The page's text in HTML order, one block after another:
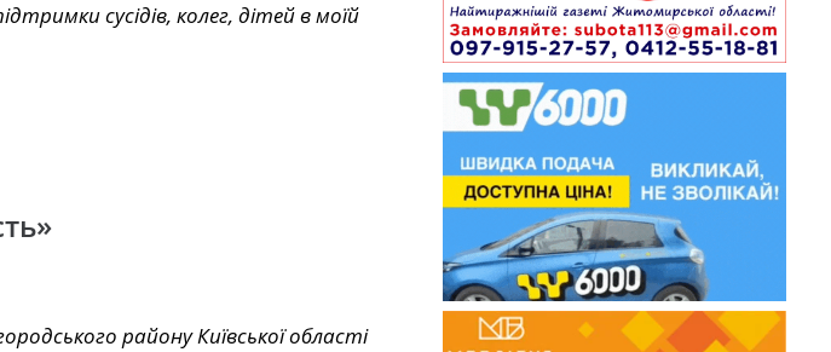
сусідів, колег, дітей в моїй
району Київської області